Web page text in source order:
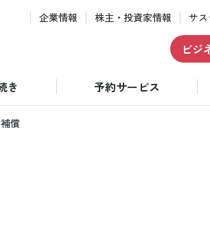
企業情報 株主・投資家情報 サ
ビジ
き 予約サービス
償